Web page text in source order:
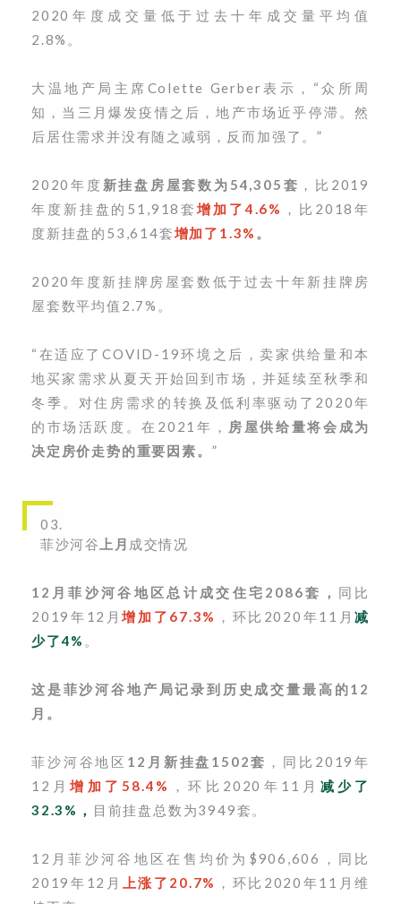
2020年度成交量低于过去十年成交量平均值
2.8%。
大温地产局主席Colette Gerber表示，“众所周
知，当三月爆发疫情之后，地产市场近乎停滞。然
后居住需求并没有随之减弱，反而加强了。”
2020年度 新挂盘房屋套数为54,305套
，比2019
年度新挂盘的51,918套增加了4.6%
，比2018年
度新挂盘的53,614套增加了1.3%
2020年度新挂牌房屋套数低于过去十年新挂牌房
屋套数平均值2.7%。
“在适应了COVID-19环境之后，卖家供给量和本
地买家需求从夏天开始回到市场，并延续至秋季和
冬季。对住房需求的转换及低利率驱动了2020年
的市场活跃度。在2021年， 房屋供给量将会成为
决定房价走势的重要因素。 ”
03.
菲沙河谷 上月 成交情况
12月菲沙河谷地区总计成交住宅2086套， 同比
2019年12月增加了67.3% ，环比2020年11月减
少了4%
这是菲沙河谷地产局记录到历史成交量最高的12
月。
菲沙河谷地区 12月新挂盘1502套
，同比2019年
12月增加了58.4% ，环比2020年11月 减少了
32.3 %， 目前挂盘总数为3949套。
12月菲沙河谷地区在售均价为$906,606，同比
2019年12月
上涨了20.7%
，环比2020年11月维